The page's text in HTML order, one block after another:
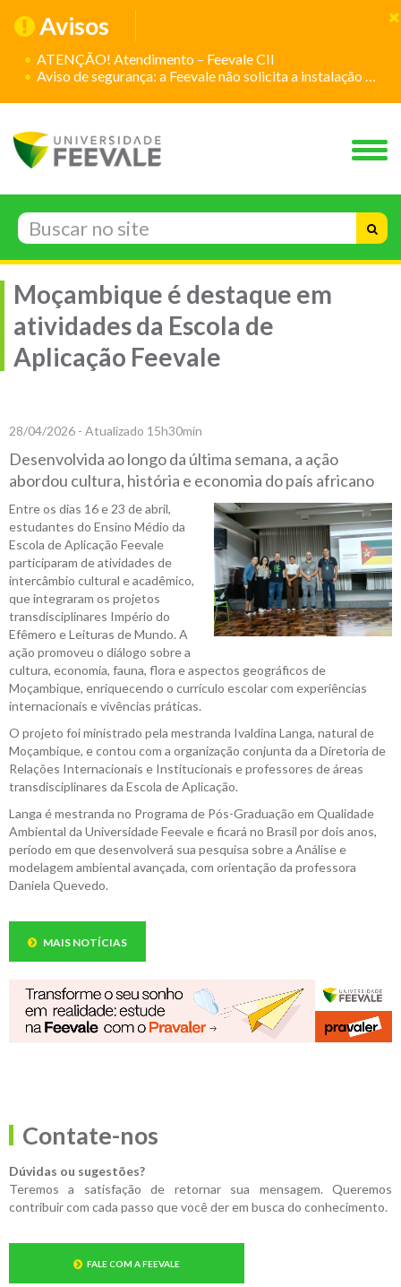
Avisos
ATENÇÃO! Atendimento – Feevale CII
Aviso de segurança: a Feevale não solicita a instalação de aplicativos
Moçambique é destaque em
atividades da Escola de
Aplicação Feevale
28/04/2026 - Atualizado 15h30min
Desenvolvida ao longo da última semana, a ação
abordou cultura, história e economia do país africano
Entre os dias 16 e 23 de abril,
estudantes do Ensino Médio da
Escola de Aplicação Feevale
participaram de atividades de
intercâmbio cultural e acadêmico,
que integraram os projetos
transdisciplinares Império do
Efêmero e Leituras de Mundo. A
ação promoveu o diálogo sobre a
cultura, economia, fauna, flora e aspectos geográficos de
Moçambique, enriquecendo o currículo escolar com experiências
internacionais e vivências práticas.
O projeto foi ministrado pela mestranda Ivaldina Langa, natural de
Moçambique, e contou com a organização conjunta da a Diretoria de
Relações Internacionais e Institucionais e professores de áreas
transdisciplinares da Escola de Aplicação.
Langa é mestranda no Programa de Pós-Graduação em Qualidade
Ambiental da Universidade Feevale e ficará no Brasil por dois anos,
período em que desenvolverá sua pesquisa sobre a Análise e
modelagem ambiental avançada, com orientação da professora
Daniela Quevedo.
MAIS NOTÍCIAS
Contate-nos
Dúvidas ou sugestões?
Teremos a satisfação de retornar sua mensagem. Queremos
contribuir com cada passo que você der em busca do conhecimento.
FALE COM A FEEVALE